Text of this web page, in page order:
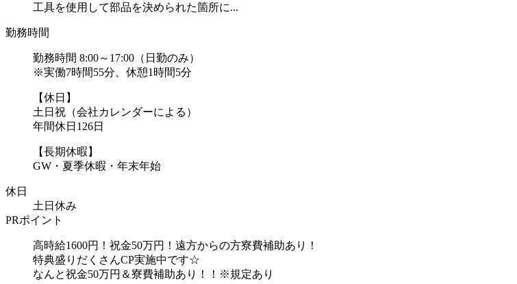
工具を使用して部品を決められた箇所に...
勤務時間
勤務時間 8:00～17:00（日勤のみ）
※実働7時間55分、休憩1時間5分
【休日】
土日祝（会社カレンダーによる）
年間休日126日
【長期休暇】
GW・夏季休暇・年末年始
休日
土日休み
PRポイント
高時給1600円！祝金50万円！遠方からの方寮費補助あり！
特典盛りだくさんCP実施中です☆
なんと祝金50万円＆寮費補助あり！！※規定あり